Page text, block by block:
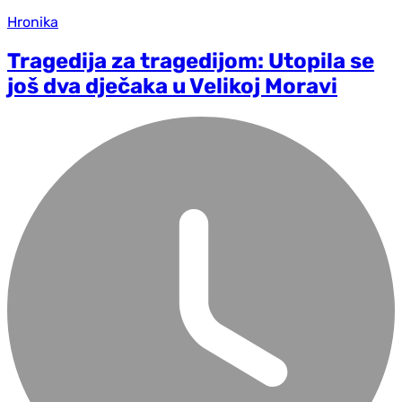
Hronika
Tragedija za tragedijom: Utopila se
još dva dječaka u Velikoj Moravi